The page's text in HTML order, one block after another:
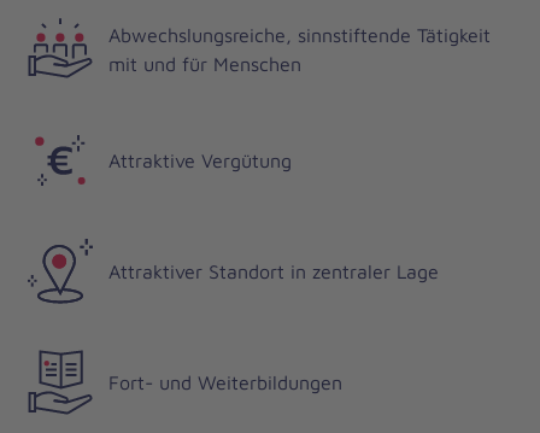
Abwechslungsreiche, sinnstiftende Tätigkeit
mit und für Menschen
Attraktive Vergütung
Attraktiver Standort in zentraler Lage
Fort- und Weiterbildungen